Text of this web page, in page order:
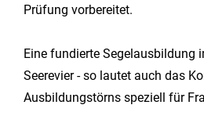
Prüfung vorbereitet.
Eine fundierte Segelausbildung
Seerevier - so lautet auch das
Ausbildungstörns speziell für